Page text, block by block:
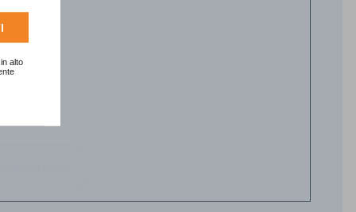
alto